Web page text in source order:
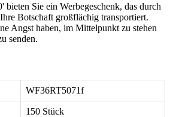
Sie ein Werbegeschenk, das durch
Botschaft großflächig transportiert.
Angst haben, im Mittelpunkt zu stehen
senden.
WF36RT5071f
150 Stück